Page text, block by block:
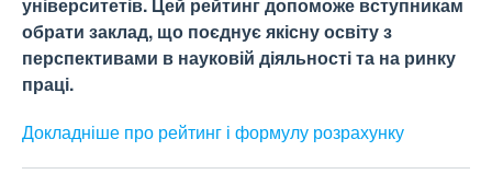
обрати заклад, що поєднує якісну освіту з
перспективами в науковій діяльності та на ринку
праці.
Докладніше про рейтинг і формулу розрахунку